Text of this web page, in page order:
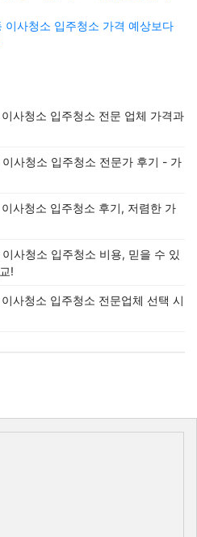
이사청소 입주청소 가격 예상보다
사청소 입주청소 전문 업체 가격과
사청소 입주청소 전문가 후기 - 가
사청소 입주청소 후기, 저렴한 가
사청소 입주청소 비용, 믿을 수 있
!
사청소 입주청소 전문업체 선택 시